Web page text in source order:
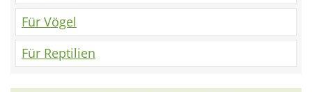
Für Vögel
Für Reptilien